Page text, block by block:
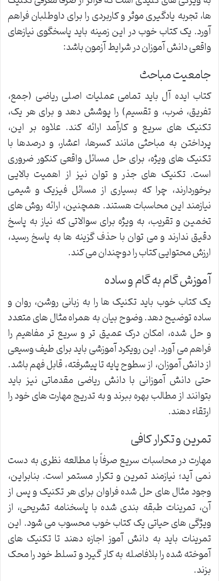
ها، تجربه یادگیری موثر و کاربردی را برای داوطلبان فراهم
آورد. یک کتاب خوب در این زمینه باید پاسخگوی نیازهای
واقعی دانش آموزان در شرایط آزمون باشد:
جامعیت مباحث
کتاب ایده آل باید تمامی عملیات اصلی ریاضی (جمع،
تفریق، ضرب، و تقسیم) را پوشش دهد و برای هر یک،
تکنیک های سریع و کارآمد ارائه کند. علاوه بر این،
پرداختن به مباحثی مانند کسرها، اعشار، و درصدها با
تکنیک های ویژه، برای حل مسائل واقعی کنکور ضروری
است. تکنیک های جذر و توان نیز از اهمیت بالایی
برخوردارند، چرا که بسیاری از مسائل فیزیک و شیمی
نیازمند این محاسبات هستند. همچنین، ارائه روش های
تخمین و تقریب، به ویژه برای سوالاتی که نیاز به پاسخ
دقیق ندارند و می توان با حذف گزینه ها به پاسخ رسید،
ارزش محتوایی کتاب را دوچندان می کند.
آموزش گام به گام و ساده
یک کتاب خوب باید تکنیک ها را به زبانی روشن، روان و
ساده توضیح دهد. وضوح بیان به همراه مثال های متعدد
و حل شده، امکان درک عمیق تر و سریع تر مفاهیم را
فراهم می آورد. این رویکرد آموزشی باید برای طیف وسیعی
از دانش آموزان، از سطوح پایه تا پیشرفته، قابل فهم باشد.
حتی دانش آموزانی با دانش ریاضی مقدماتی نیز باید
بتوانند از مطالب بهره ببرند و به تدریج مهارت های خود را
ارتقاء دهند.
تمرین و تکرار کافی
مهارت در محاسبات سریع صرفاً با مطالعه نظری به دست
نمی آید؛ نیازمند تمرین و تکرار مستمر است. بنابراین،
وجود مثال های حل شده فراوان برای هر تکنیک و پس از
آن، تمرینات طبقه بندی شده با پاسخنامه تشریحی، از
ویژگی های حیاتی یک کتاب خوب محسوب می شود. این
تمرینات باید به دانش آموز اجازه دهند تا تکنیک های
آموخته شده را بلافاصله به کار گیرد و تسلط خود را محک
بزند.